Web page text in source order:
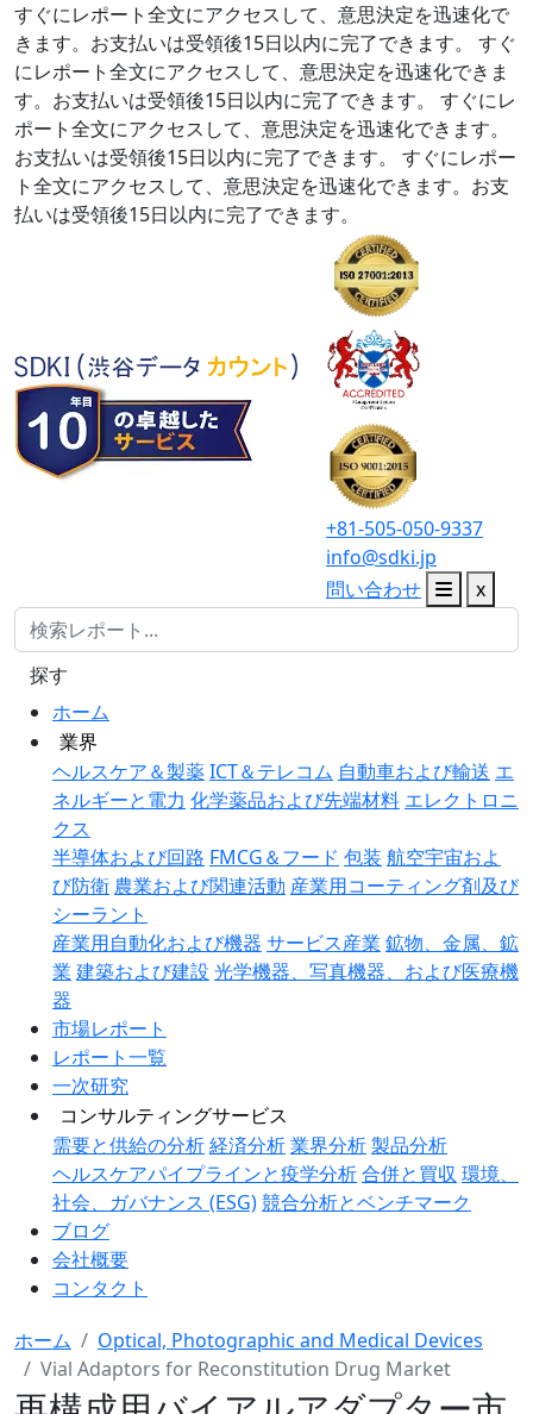
すぐにレポート全文にアクセスして、意思決定を迅速化で
きます。お支払いは受領後15日以内に完了できます。
すぐ
にレポート全文にアクセスして、意思決定を迅速化できま
す。お支払いは受領後15日以内に完了できます。
すぐにレ
ポート全文にアクセスして、意思決定を迅速化できます。
お支払いは受領後15日以内に完了できます。
すぐにレポー
ト全文にアクセスして、意思決定を迅速化できます。お支
払いは受領後15日以内に完了できます。
+81-505-050-9337
info@sdki.jp
問い合わせ
x
ホーム
業界
ヘルスケア＆製薬ICT＆テレコム 自動車および輸送 エ
ネルギーと電力 化学薬品および先端材料 エレクトロニ
クス
半導体および回路 FMCG＆フード 包装 航空宇宙およ
び防衛 農業および関連活動 産業用コーティング剤及び
シーラント
産業用自動化および機器 サービス産業 鉱物、金属、鉱
業 建築および建設 光学機器、写真機器、および医療機
器
市場レポート
レポート一覧
一次研究
コンサルティングサービス
需要と供給の分析経済分析業界分析製品分析
ヘルスケアパイプラインと疫学分析合併と買収 環境、
社会、ガバナンス (ESG)競合分析とベンチマーク
ブログ
会社概要
コンタクト
探す
ホーム
Optical, Photographic and Medical Devices
Vial Adaptors for Reconstitution Drug Market